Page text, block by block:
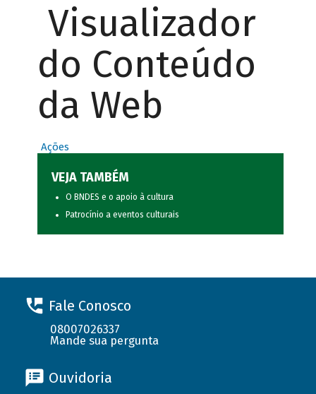
Visualizador
do Conteúdo
da Web
Ações
VEJA TAMBÉM
O BNDES e o apoio à cultura
Patrocínio a eventos culturais
Fale Conosco
08007026337
Mande sua pergunta
Ouvidoria